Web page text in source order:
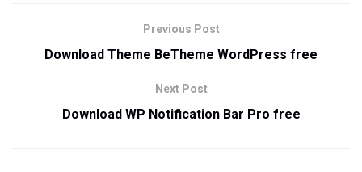
Previous Post
Download Theme BeTheme WordPress free
Next Post
Download WP Notification Bar Pro free